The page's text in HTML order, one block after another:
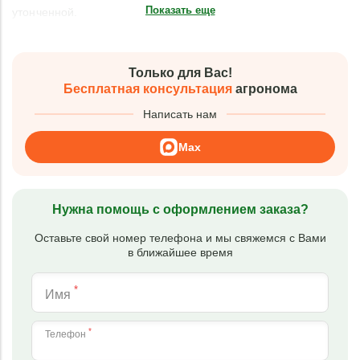
Показать еще
Только для Вас!
Бесплатная консультацияагронома
Написать нам
Max
Нужна помощь с оформлением заказа?
Оставьте свой номер телефона и мы свяжемся с Вами
в ближайшее время
Имя *
Телефон *